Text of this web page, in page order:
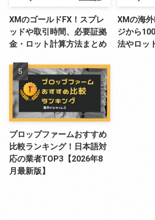
XMのゴールドFX！スプレ
ッドや取引時間、必要証拠
金・ロット計算方法まとめ
XMの海
ジから
法やロッ
プロップファームおすすめ
比較ランキング！日本語対
応の業者TOP3【2026年8
月最新版】